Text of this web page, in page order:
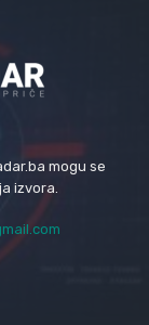
mogu se
izvora.